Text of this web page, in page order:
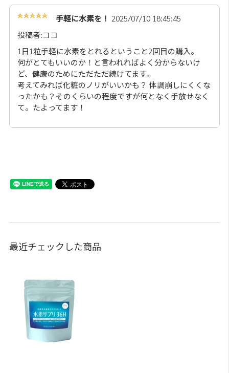
手軽に水素を！ 2025/07/10 18:45:45
投稿者:ココ
1日1粒手軽に水素をとれるということ2回目の購入。
何がとてもいいのか！と言われればよく分からないけ
ど、健康のためにただただ続けてます。
考えてみれば化粧のノリがいいかも？ 体調崩しにくくな
ったかも？そのくらいの程度ですが何となく手放せなく
て。たよってます！
最近チェックした商品